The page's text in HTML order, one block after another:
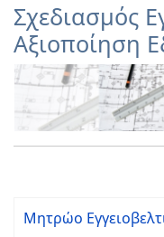
Σχεδιασμός
Αξιοποίηση
Μητρώο